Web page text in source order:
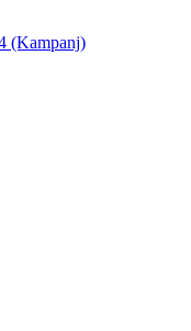
(Kampanj)